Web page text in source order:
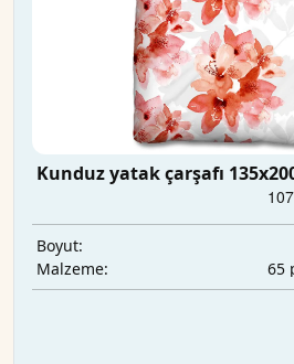
Kunduz yatak çarşafı
Boyut:
Malzeme:
65